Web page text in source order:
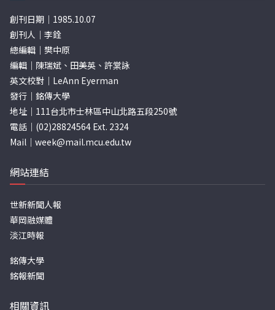
創刊日期｜1985.10.07
創刊人｜李銓
總編輯｜樊中原
編輯｜陳瑞斌、田美英、許棠詠
英文校對｜LeAnn Eyerman
發行｜銘傳大學
地址｜111台北市士林區中山北路五段250號
電話｜(02)28824564 Ext. 2324
Mail｜ week@mail.mcu.edu.tw
網站連結
世新新聞人報
華岡融媒體
淡江時報
銘傳大學
銘報新聞
相關資訊